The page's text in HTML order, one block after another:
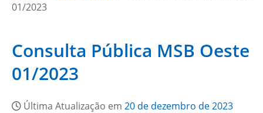
01/2023
Consulta Pública MSB Oeste
01/2023
Última Atualização em 20 de dezembro de 2023